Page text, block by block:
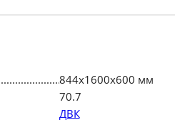
844х1600х600 мм
70.7
ДВК